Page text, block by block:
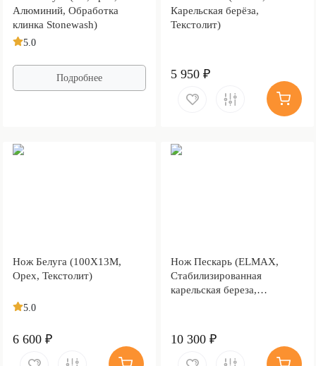
Алюминий, Обработка
клинка Stonewash)
5.0
Подробнее
Карельская берёза,
Текстолит)
5 950 ₽
Нож Белуга (100Х13М,
Орех, Текстолит)
5.0
6 600 ₽
Нож Пескарь (ELMAX,
Стабилизированная
карельская береза,
10 300 ₽